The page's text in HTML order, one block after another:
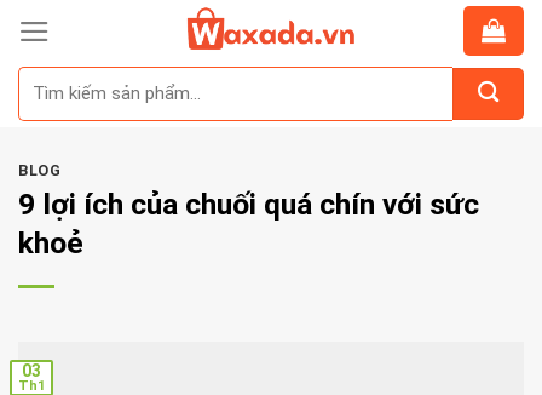
Skip
content
BLOG
9 lợi ích của chuối quá chín với sức
khoẻ
03
Th1